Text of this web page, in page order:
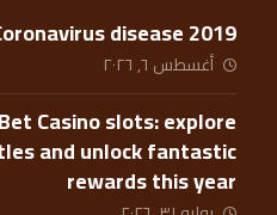
disease 2019
أغسطس ٦, ٢٠٢٦
Casino slots: explore
and unlock fantastic
rewards this year